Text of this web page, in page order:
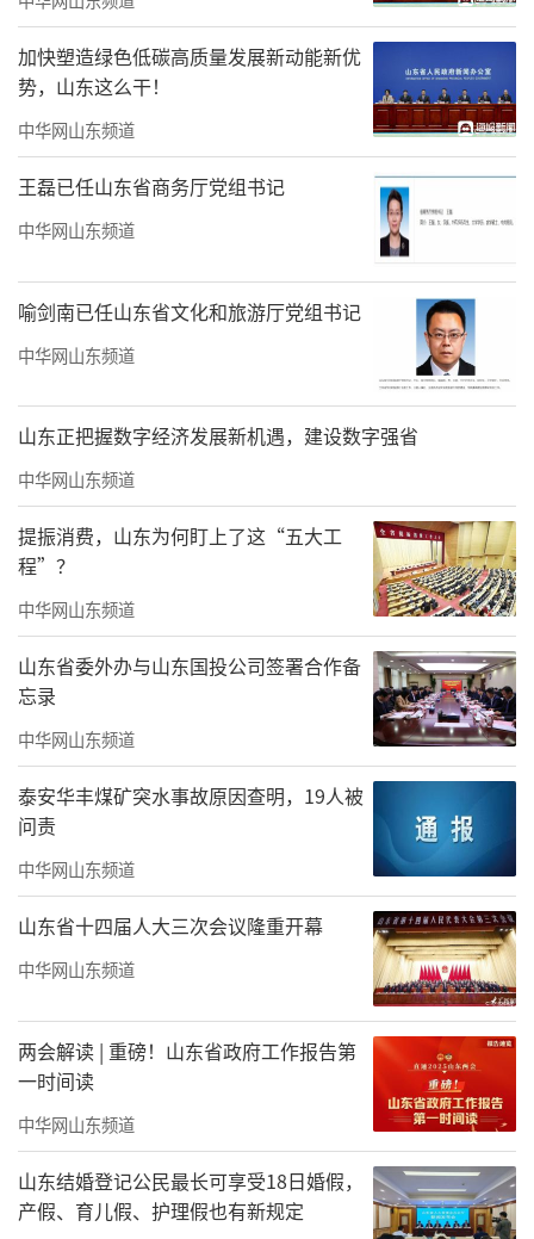
加快塑造绿色低碳高质量发展新动能新优
势，山东这么干！
中华网山东频道
王磊已任山东省商务厅党组书记
中华网山东频道
喻剑南已任山东省文化和旅游厅党组书记
中华网山东频道
山东正把握数字经济发展新机遇，建设数字强省
中华网山东频道
提振消费，山东为何盯上了这“五大工
程”？
中华网山东频道
山东省委外办与山东国投公司签署合作备
忘录
中华网山东频道
泰安华丰煤矿突水事故原因查明，19人被
问责
中华网山东频道
山东省十四届人大三次会议隆重开幕
中华网山东频道
两会解读 | 重磅！山东省政府工作报告第
一时间读
中华网山东频道
山东结婚登记公民最长可享受18日婚假，
产假、育儿假、护理假也有新规定